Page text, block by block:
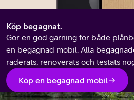
Köp begagnat.
Gör en god gärning för både
en begagnad mobil. Alla
raderats, renoverats och testats
Köp en begagnad mobil